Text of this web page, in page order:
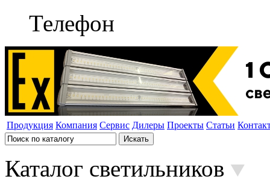
Телефон
Продукция Компания Сервис Дилеры Проекты Статьи
Каталог светильников